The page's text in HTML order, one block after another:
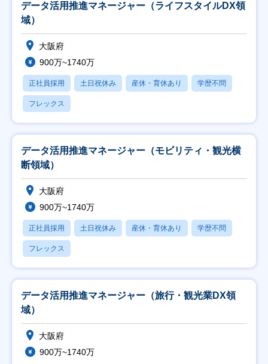
データ活用推進マネージャー（ライフスタイルDX領
域）
大阪府
900万~1740万
正社員採用 土日祝休み 産休・育休あり 学歴不問
フレックス
データ活用推進マネージャー（モビリティ・観光横
断領域）
大阪府
900万~1740万
正社員採用 土日祝休み 産休・育休あり 学歴不問
フレックス
データ活用推進マネージャー（旅行・観光業DX領
域）
大阪府
900万~1740万